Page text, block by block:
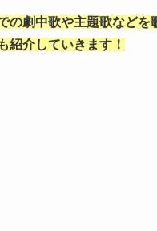
の劇中歌や主題歌など
紹介していきます！